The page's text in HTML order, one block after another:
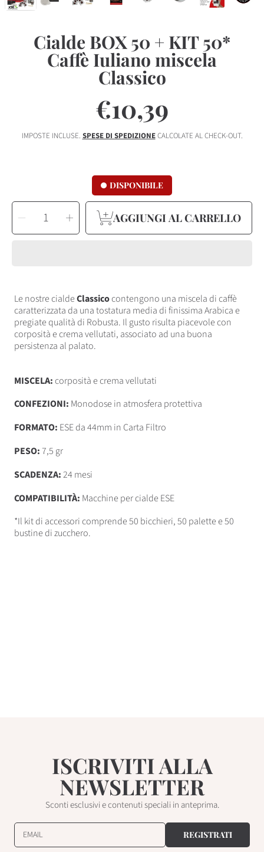
Cialde BOX 50 + KIT 50*
Caffè Iuliano miscela
Classico
Prezzo
regolare
€10,39
IMPOSTE INCLUSE. SPESE DI SPEDIZIONECALCOLATE AL CHECK-OUT.
DISPONIBILE
SELEZIONA
QUANTITÀ
Riduci
quantità
per
Iuliano
miscela
Classico
Aumenta
la
quantità
per
Iuliano
miscela
Classico
AGGIUNGI AL CARRELLO
Le nostre cialdeClassicocontengono una miscela di caffè
caratterizzata da una tostatura media di finissima Arabica e
pregiate qualità di Robusta. Il gusto risulta piacevole con
corposità e crema vellutati, associato ad una buona
persistenza al palato.
MISCELA:corposità e crema vellutati
CONFEZIONI: Monodose in atmosfera protettiva
FORMATO: ESE da 44mm in Carta Filtro
PESO: 7,5 gr
SCADENZA:24 mesi
COMPATIBILITÀ: Macchine per cialde ESE
*Il kit di accessori comprende 50 bicchieri, 50 palette e 50
bustine di zucchero.
ISCRIVITI ALLA
NEWSLETTER
Sconti esclusivi e contenuti speciali in anteprima.
EMAIL REGISTRATI